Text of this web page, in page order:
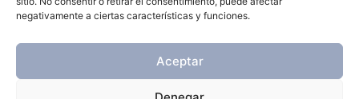
negativamente a ciertas características y funciones.
Aceptar
Todos los derechos reservados.